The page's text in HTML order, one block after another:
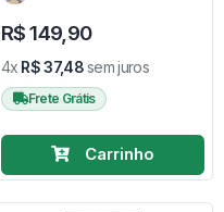
R$ 149,90
4x R$ 37,48sem juros
Frete Grátis
Carrinho